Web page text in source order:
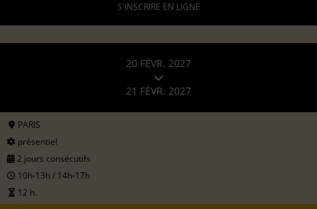
S'INSCRIRE EN LIGNE
20 FÉVR. 2027
21 FÉVR. 2027
PARIS
présentiel
2 jours consécutifs
10h-13h / 14h-17h
12 h.